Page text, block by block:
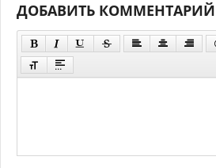
ДОБАВИТЬ КОММЕНТАРИЙ